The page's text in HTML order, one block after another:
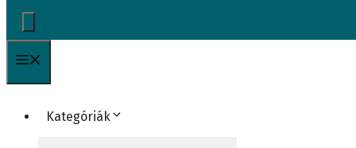
Kategóriák